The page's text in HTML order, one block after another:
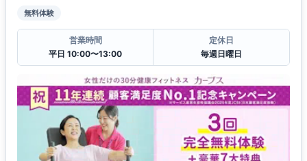
無料体験
営業時間
平日 10:00〜13:00
定休日
毎週日曜日